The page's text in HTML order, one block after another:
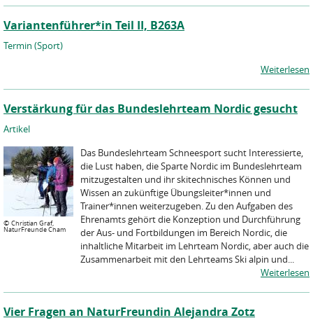
Variantenführer*in Teil II, B263A
Termin (Sport)
Weiterlesen
Verstärkung für das Bundeslehrteam Nordic gesucht
Artikel
© Christian Graf,
NaturFreunde Cham
Das Bundeslehrteam Schneesport sucht Interessierte,
die Lust haben, die Sparte Nordic im Bundeslehrteam
mitzugestalten und ihr skitechnisches Können und
Wissen an zukünftige Übungsleiter*innen und
Trainer*innen weiterzugeben. Zu den Aufgaben des
Ehrenamts gehört die Konzeption und Durchführung
der Aus- und Fortbildungen im Bereich Nordic, die
inhaltliche Mitarbeit im Lehrteam Nordic, aber auch die
Zusammenarbeit mit den Lehrteams Ski alpin und...
Weiterlesen
Vier Fragen an NaturFreundin Alejandra Zotz